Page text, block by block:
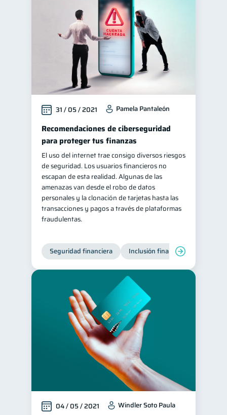
31 / 05 / 2021 Pamela Pantaleón
Recomendaciones de ciberseguridad
para proteger tus finanzas
El uso del internet trae consigo diversos riesgos
de seguridad. Los usuarios financieros no
escapan de esta realidad. Algunas de las
amenazas van desde el robo de datos
personales y la clonación de tarjetas hasta las
transacciones y pagos a través de plataformas
fraudulentas.
Seguridad financiera Inclusión financiera
04 / 05 / 2021 Windler Soto Paula